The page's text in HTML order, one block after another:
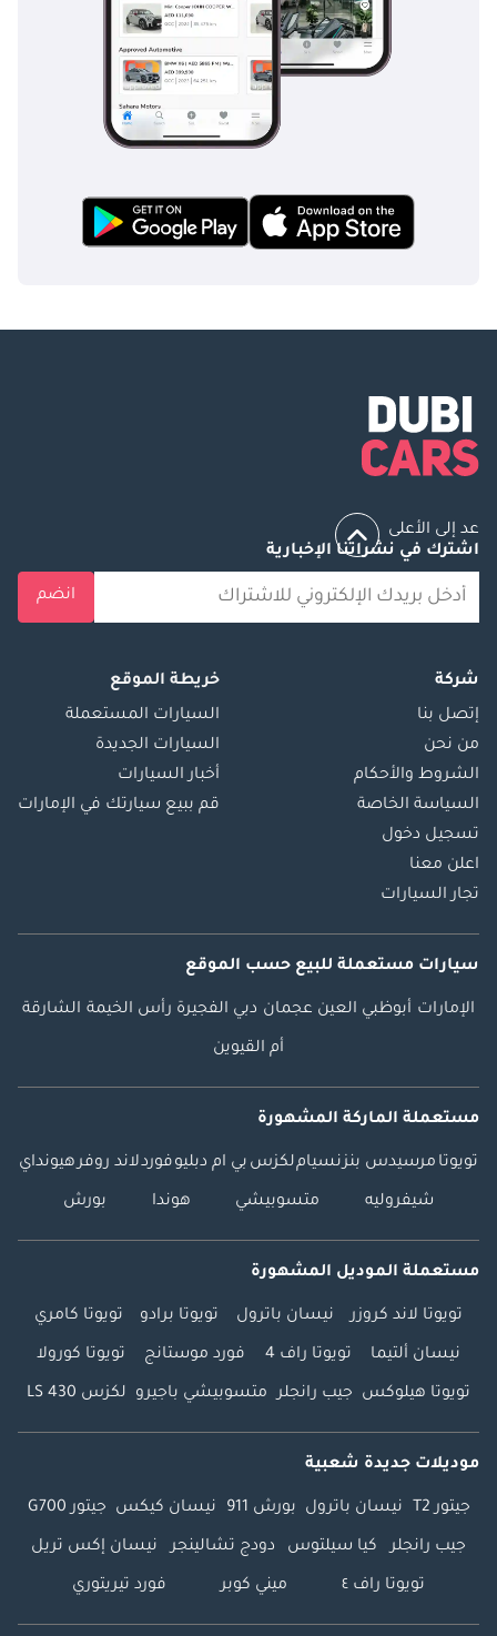
عد إلى الأعلى
اشترك في نشراتنا الإخبارية
انضم
شركة
إتصل بنا
من نحن
الشروط والأحكام
السياسة الخاصة
تسجيل دخول
اعلن معنا
تجار السيارات
خريطة الموقع
السيارات المستعملة
السيارات الجديدة
أخبار السيارات
قم ببيع سيارتك في الإمارات
سيارات مستعملة للبيع حسب الموقع
الإمارات أبوظبي العين عجمان دبي الفجيرة رأس الخيمة الشارقة
أم القيوين
مستعملة الماركة المشهورة
تويوتا مرسيدس بنزنسياملكزس بي ام دبليوفوردلاند روفرهيونداي
شيفروليه متسوبيشي هوندا بورش
مستعملة الموديل المشهورة
تويوتا لاند كروزر نيسان باترول تويوتا برادو تويوتا كامري
نيسان ألتيما تويوتا راف 4 فورد موستانج تويوتا كورولا
تويوتا هيلوكس جيب رانجلر متسوبيشي باجيرو لكزس LS 430
موديلات جديدة شعبية
جيتور T2 نيسان باترول بورش 911 نيسان كيكس جيتور G700
جيب رانجلر كيا سيلتوس دودج تشالينجر نيسان إكس تريل
تويوتا راف ٤ ميني كوبر فورد تيريتوري